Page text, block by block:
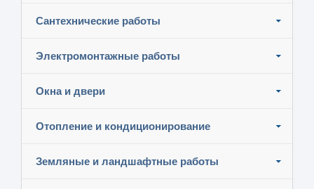
Сантехнические работы
Электромонтажные работы
Окна и двери
Отопление и кондиционирование
Земляные и ландшафтные работы